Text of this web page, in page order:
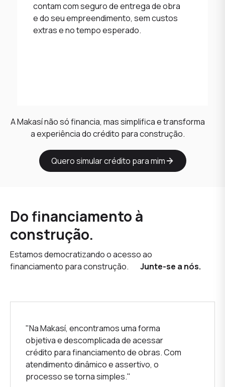
contam com seguro de entrega de obra
e do seu empreendimento, sem custos
extras e no tempo esperado.
A Makasí não só financia, mas simplifica e transforma
a experiência do crédito para construção.
Quero simular crédito para mim
Do financiamento à
construção.
Estamos democratizando o acesso ao
financiamento para construção.
Junte-se a nós.
"Na Makasí, encontramos uma forma
objetiva e descomplicada de acessar
crédito para financiamento de obras. Com
atendimento dinâmico e assertivo, o
processo se torna simples."